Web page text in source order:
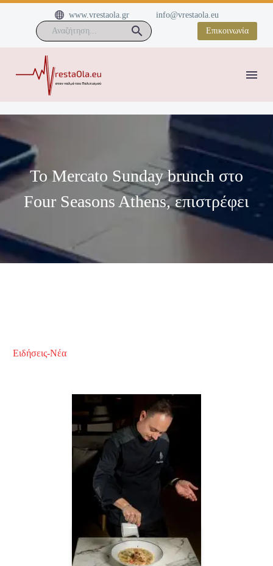

 www.vrestaola.gr
info@vrestaola.eu
Επικοινωνία
Το Mercato Sunday brunch στο
Four Seasons Athens, επιστρέφει
Ειδήσεις-Νέα